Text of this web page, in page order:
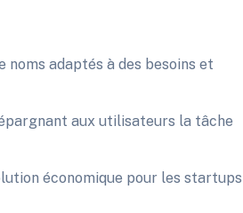
noms adaptés à des besoins et
aux utilisateurs la tâche
économique pour les startups